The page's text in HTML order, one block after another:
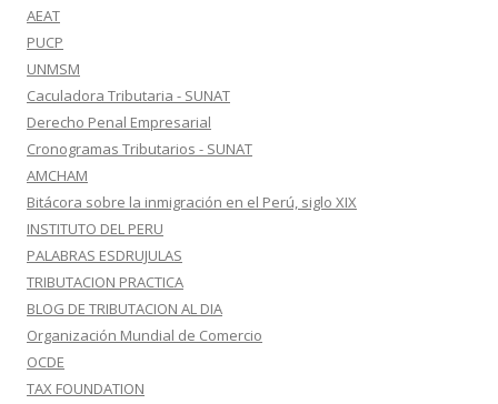
AEAT
PUCP
UNMSM
Caculadora Tributaria - SUNAT
Derecho Penal Empresarial
Cronogramas Tributarios - SUNAT
AMCHAM
Bitácora sobre la inmigración en el Perú, siglo XIX
INSTITUTO DEL PERU
PALABRAS ESDRUJULAS
TRIBUTACION PRACTICA
BLOG DE TRIBUTACION AL DIA
Organización Mundial de Comercio
OCDE
TAX FOUNDATION